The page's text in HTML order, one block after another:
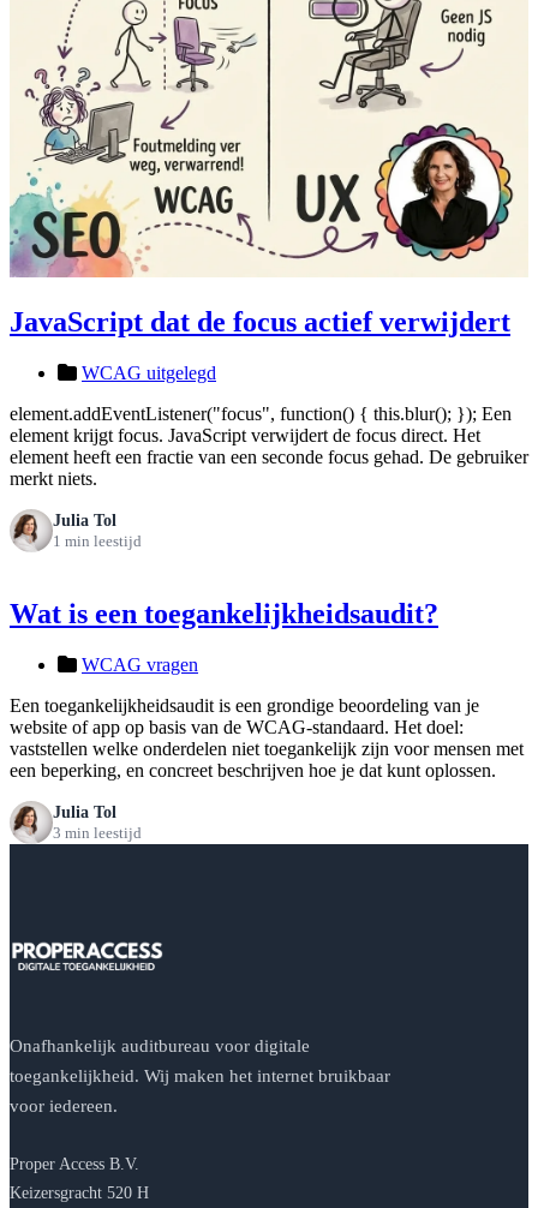
JavaScript dat de focus actief verwijdert
WCAG uitgelegd
element.addEventListener("focus", function() { this.blur(); }); Een
element krijgt focus. JavaScript verwijdert de focus direct. Het
element heeft een fractie van een seconde focus gehad. De gebruiker
merkt niets.
Julia Tol
1 min leestijd
Wat is een toegankelijkheidsaudit?
WCAG vragen
Een toegankelijkheidsaudit is een grondige beoordeling van je
website of app op basis van de WCAG-standaard. Het doel:
vaststellen welke onderdelen niet toegankelijk zijn voor mensen met
een beperking, en concreet beschrijven hoe je dat kunt oplossen.
Julia Tol
3 min leestijd
Onafhankelijk auditbureau voor digitale
toegankelijkheid. Wij maken het internet bruikbaar
voor iedereen.
Proper Access B.V.
Keizersgracht 520 H